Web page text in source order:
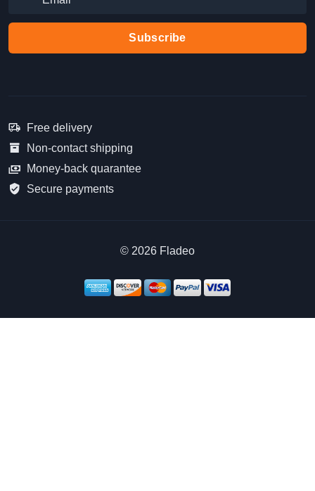
Subscribe
Free delivery
Non-contact shipping
Money-back quarantee
Secure payments
© 2026 Fladeo